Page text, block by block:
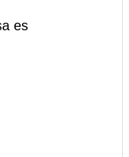
es